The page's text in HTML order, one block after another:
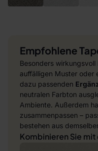
Empfohlene
Besonders
auffälligen Muster oder
dazu passenden
neutralen Farbton
Ambiente. Außerdem
zusammenpassen –
bestehen aus
Kombinieren Sie